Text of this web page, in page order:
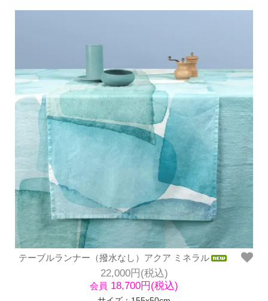
テーブルランナー（撥水なし）アクア ミネラル
22,000円(税込)
会員 18,700円(税込)